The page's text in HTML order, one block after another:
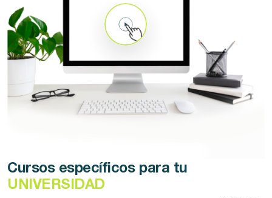
Cursos específicos para tu
UNIVERSIDAD